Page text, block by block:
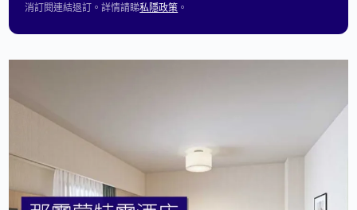
消訂閱連結退訂。詳情請睇私隱政策 。